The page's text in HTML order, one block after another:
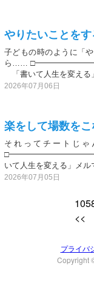
やりたいことを
子どもの時のように「
ら……
「書いて人生を変え
2026年07月06日
楽をして場数をこ
それってチートじ
いて人生を変える」メ
2026年07月05日
プライバ
Copyright